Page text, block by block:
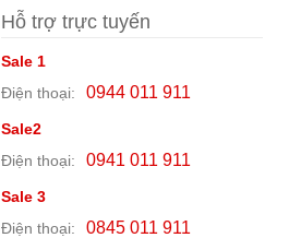
Hỗ trợ trực tuyến
Sale 1
Điện thoại:
0944 011 911
Sale2
Điện thoại:
0941 011 911
Sale 3
Điện thoại:
0845 011 911